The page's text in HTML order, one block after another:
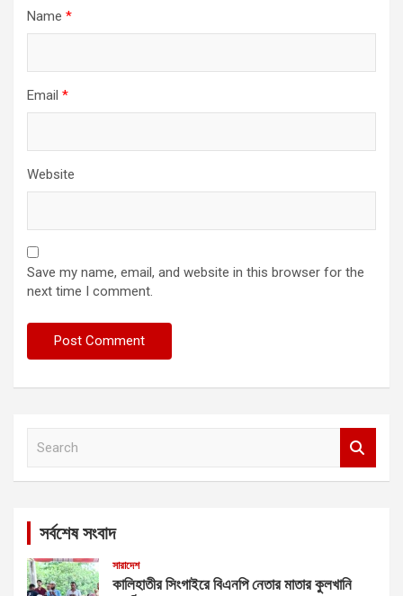
Name *
Email *
Website
Save my name, email, and website in this browser for the
next time I comment.
সর্বশেষ সংবাদ
সারাদেশ
কালিহাতীর সিংগাইরে বিএনপি নেতার মাতার কুলখানি